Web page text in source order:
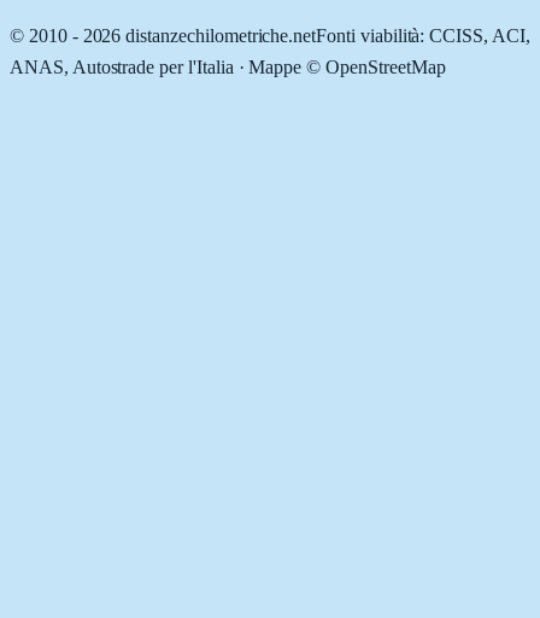
© 2010 - 2026 distanzechilometriche.netFonti viabilità: CCISS, ACI,
ANAS, Autostrade per l'Italia · Mappe © OpenStreetMap